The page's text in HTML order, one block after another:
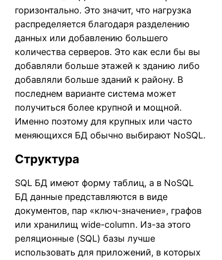
горизонтально. Это значит, что нагрузка
распределяется благодаря разделению
данных или добавлению большего
количества серверов. Это как если бы вы
добавляли больше этажей к зданию либо
добавляли больше зданий к району. В
последнем варианте система может
получиться более крупной и мощной.
Именно поэтому для крупных или часто
меняющихся БД обычно выбирают NoSQL.
Структура
SQL БД имеют форму таблиц, а в NoSQL
БД данные представляются в виде
документов, пар «ключ-значение», графов
или хранилищ wide-column. Из-за этого
реляционные (SQL) базы лучше
использовать для приложений, в которых